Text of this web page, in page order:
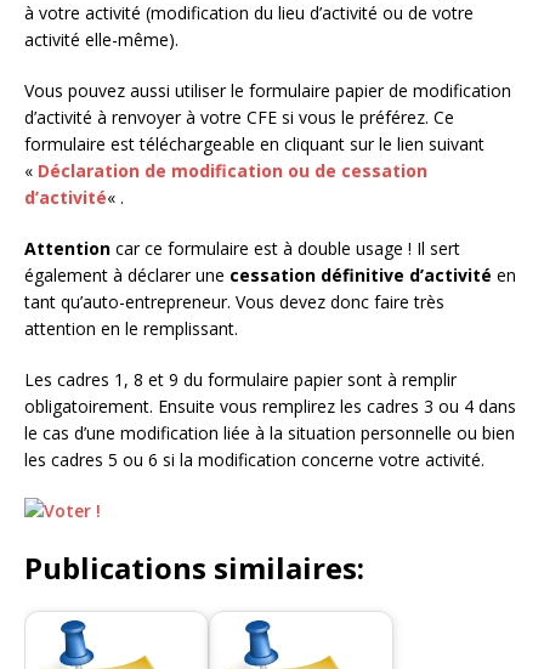
à votre activité (modification du lieu d’activité ou de votre
activité elle-même).
Vous pouvez aussi utiliser le formulaire papier de modification
d’activité à renvoyer à votre CFE si vous le préférez. Ce
formulaire est téléchargeable en cliquant sur le lien suivant
« Déclaration de modification ou de cessation
d’activité« .
Attention car ce formulaire est à double usage ! Il sert
également à déclarer une cessation définitive d’activité en
tant qu’auto-entrepreneur. Vous devez donc faire très
attention en le remplissant.
Les cadres 1, 8 et 9 du formulaire papier sont à remplir
obligatoirement. Ensuite vous remplirez les cadres 3 ou 4 dans
le cas d’une modification liée à la situation personnelle ou bien
les cadres 5 ou 6 si la modification concerne votre activité.
Publications similaires: